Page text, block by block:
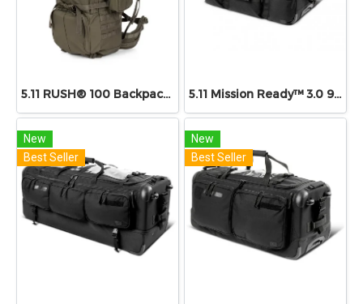
5.11 RUSH® 100 Backpack 60L 5.11 Mission Ready™ 3.0 90L
New
Best Seller
New
Best Seller